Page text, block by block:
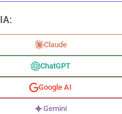
Claude
ChatGPT
Google AI
Gemini